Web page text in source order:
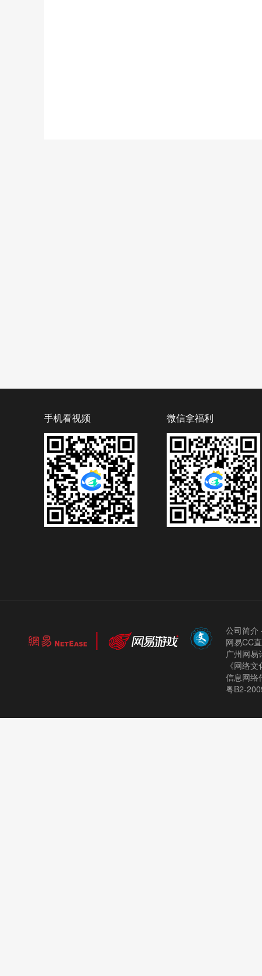
手机看视频 微信拿福利
公司简介
网易CC
广州网
《网络
信息网络
粤B2-